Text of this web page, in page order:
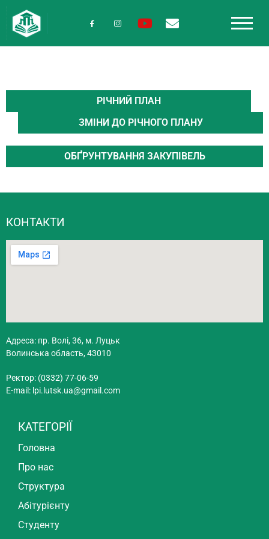
РІЧНИЙ ПЛАН
ЗМІНИ ДО РІЧНОГО ПЛАНУ
ОБҐРУНТУВАННЯ ЗАКУПІВЕЛЬ
КОНТАКТИ
Адреса: пр. Волі, 36, м. Луцьк
Волинська область, 43010
Ректор: (0332) 77-06-59
E-mail: lpi.lutsk.ua@gmail.com
КАТЕГОРІЇ
Головна
Про нас
Структура
Абітурієнту
Студенту